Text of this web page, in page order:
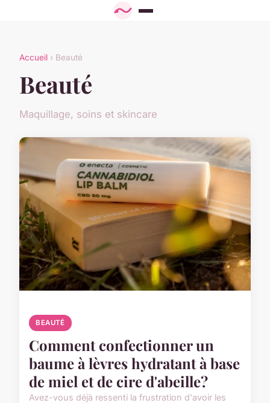
Accueil › Beauté
Beauté
Maquillage, soins et skincare
BEAUTÉ
Comment confectionner un
baume à lèvres hydratant à base
de miel et de cire d'abeille?
Avez-vous déjà ressenti la frustration d'avoir les